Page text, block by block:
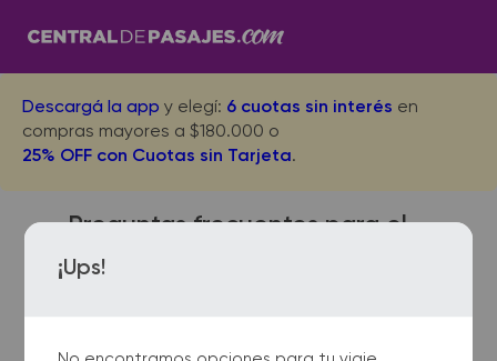
Descargá la app y elegí: 6 cuotas sin interés en
compras mayores a $180.000 o
25% OFF con Cuotas sin Tarjeta.
¡Ups!
Preguntas frecuentes para el
viaje desde San Clemente del
Tuyu a Santa Brigida